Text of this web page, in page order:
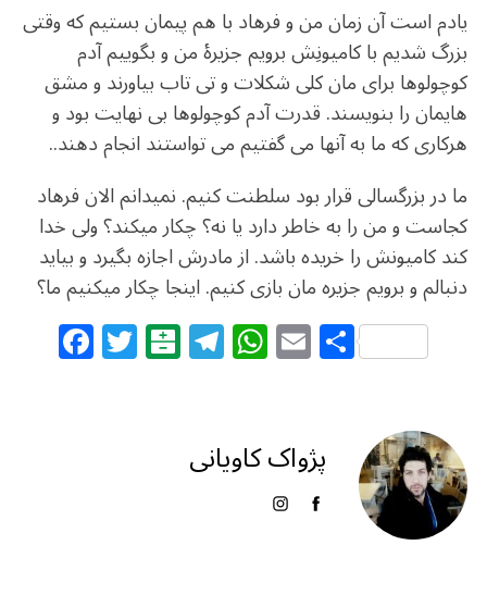
یادم است آن زمان من و فرهاد با هم پیمان بستیم که وقتی
بزرگ شدیم با کامیونِش برویم جزیرۀ من و بگوییم آدم
کوچولوها برای مان کلی شکلات و تی تاب بیاورند و مشق
هایمان را بنویسند. قدرت آدم کوچولوها بی نهایت بود و
هرکاری که ما به آنها می گفتیم می تواستند انجام دهند..
ما در بزرگسالی قرار بود سلطنت کنیم. نمیدانم الان فرهاد
کجاست و من را به خاطر دارد یا نه؟ چکار میکند؟ ولی خدا
کند کامیونش را خریده باشد. از مادرش اجازه بگیرد و بیاید
دنبالم و برویم جزیره مان بازی کنیم. اینجا چکار میکنیم ما؟
F
a T
w B
al
ar
in
T
el
g
ra
W
h
s
A
p
E
m
l
S
h
e پژواک کاویانی